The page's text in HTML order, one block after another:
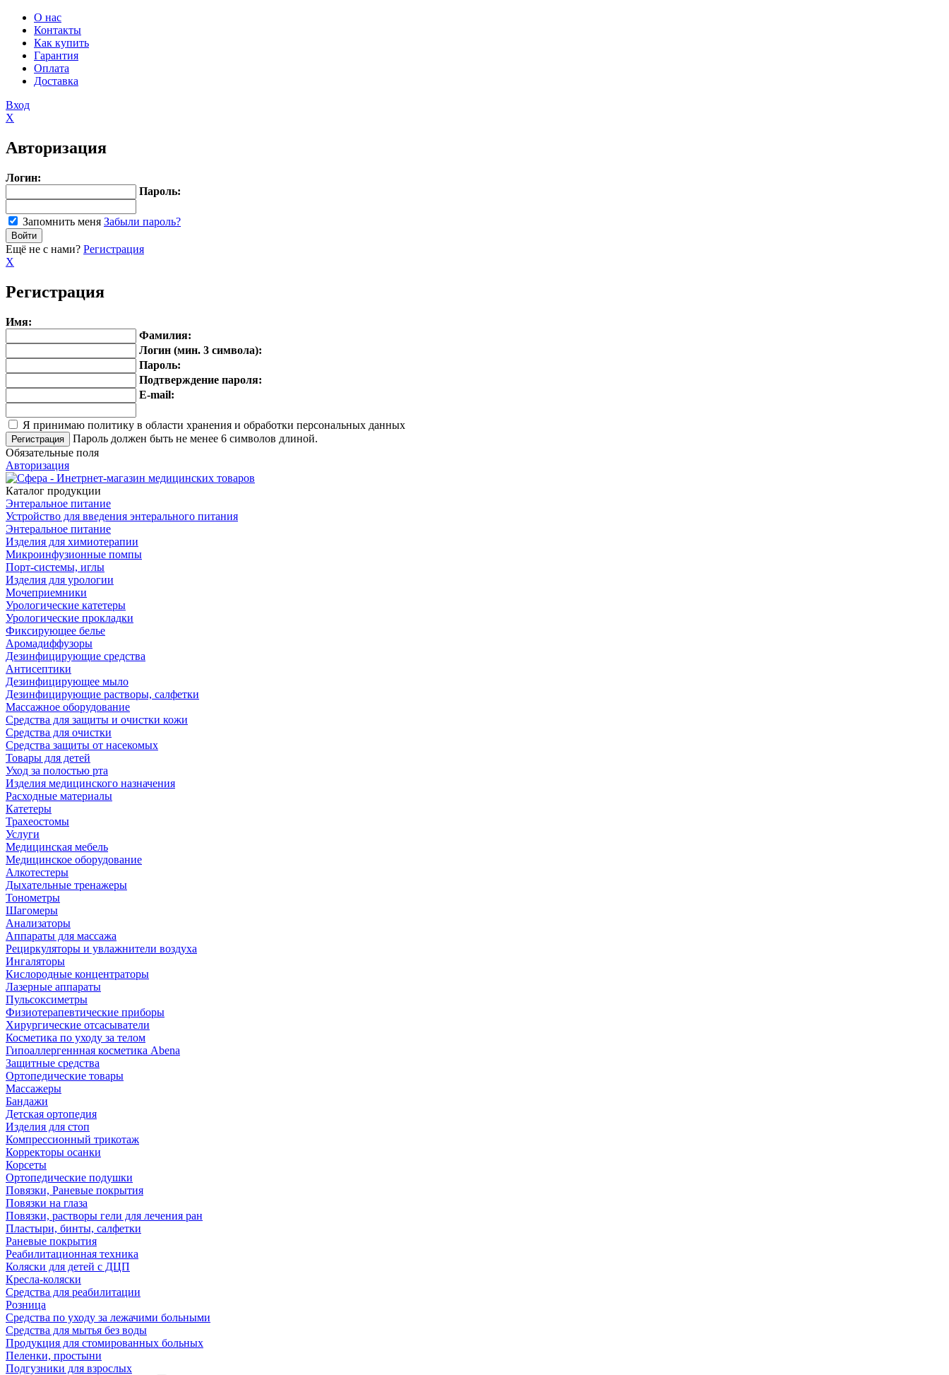
О нас
Контакты
Как купить
Гарантия
Оплата
Доставка
Вход
X
Авторизация
Логин:
Пароль:
Запомнить меня Забыли пароль?
Ещё не с нами? Регистрация
X
Регистрация
Имя:
Фамилия:
Логин (мин. 3 символа):
Пароль:
Подтверждение пароля:
E-mail:
Я принимаю политику в области хранения и обработки персональных данных
Пароль должен быть не менее 6 символов длиной.
Обязательные поля
Авторизация
Каталог продукции
Энтеральное питание
Устройство для введения энтерального питания
Энтеральное питание
Изделия для химиотерапии
Микроинфузионные помпы
Порт-системы, иглы
Изделия для урологии
Мочеприемники
Урологические катетеры
Урологические прокладки
Фиксирующее белье
Аромадиффузоры
Дезинфицирующие средства
Антисептики
Дезинфицирующее мыло
Дезинфицирующие растворы, салфетки
Массажное оборудование
Средства для защиты и очистки кожи
Средства для очистки
Средства защиты от насекомых
Товары для детей
Уход за полостью рта
Изделия медицинского назначения
Расходные материалы
Катетеры
Трахеостомы
Услуги
Медицинская мебель
Медицинское оборудование
Алкотестеры
Дыхательные тренажеры
Тонометры
Шагомеры
Анализаторы
Аппараты для массажа
Рециркуляторы и увлажнители воздуха
Ингаляторы
Кислородные концентраторы
Лазерные аппараты
Пульсоксиметры
Физиотерапевтические приборы
Хирургические отсасыватели
Косметика по уходу за телом
Гипоаллергеннная косметика Abena
Защитные средства
Ортопедические товары
Массажеры
Бандажи
Детская ортопедия
Изделия для стоп
Компрессионный трикотаж
Корректоры осанки
Корсеты
Ортопедические подушки
Повязки, Раневые покрытия
Повязки на глаза
Повязки, растворы гели для лечения ран
Пластыри, бинты, салфетки
Раневые покрытия
Реабилитационная техника
Коляски для детей с ДЦП
Кресла-коляски
Средства для реабилитации
Розница
Средства по уходу за лежачими больными
Средства для мытья без воды
Продукция для стомированных больных
Пеленки, простыни
Подгузники для взрослых